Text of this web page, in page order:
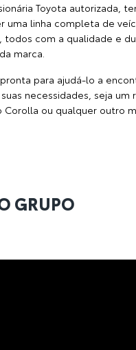
Toyota autorizada,
uma linha completa de
todos com a qualidade e
marca.
para ajudá-lo a
necessidades, seja um
Corolla ou qualquer outro
GRUPO